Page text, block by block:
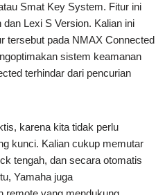
Smat Key System. Fitur ini
Lexi S Version. Kalian ini
tersebut pada NMAX Connected
sistem keamanan
terhindar dari pencurian
karena kita tidak perlu
kunci. Kalian cukup memutar
tengah, dan secara otomatis
Yamaha juga